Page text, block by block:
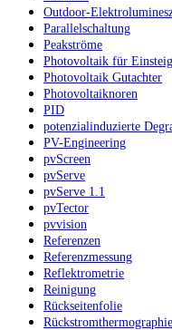
Outdoor-
Parallelschaltung
Peakströme
Photovoltaik für
Photovoltaik Gutachter
Photovoltaiknoren
PID
potenzialinduzierte
PV-Engineering
pvScreen
pvServe
pvServe 1.1
pvTector
pvvision
Referenzen
Referenzmessung
Reflektrometrie
Reinigung
Rückseitenfolie
Rückstromthermographie